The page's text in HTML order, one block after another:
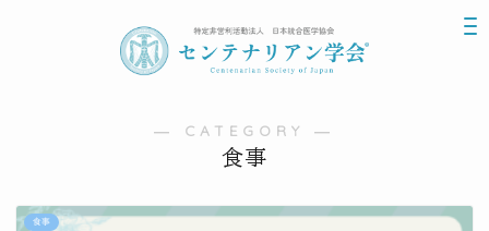
― CATEGORY ―
食事
食事